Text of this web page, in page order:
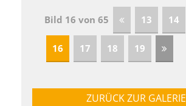
Bild 16 von 65 13 14
16 17 18 19
ZURÜCK ZUR GALERIE